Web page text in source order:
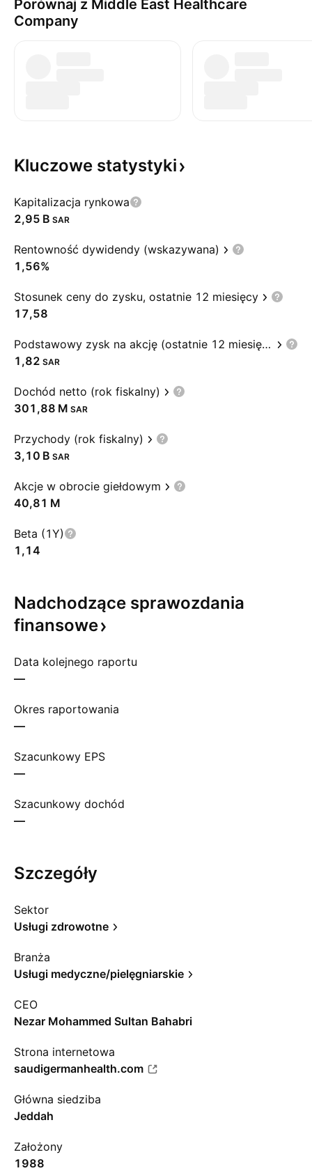
Porównaj z Middle East Healthcare
Company
Kluczowe statystyki
Kapitalizacja rynkowa
‪2,95 B‬ SAR
Rentowność dywidendy (wskazywana)
1,56%
Stosunek ceny do zysku, ostatnie 12 miesięcy
17,58
Podstawowy zysk na akcję (ostatnie 12 miesięcy)
1,82 SAR
Dochód netto (rok fiskalny)
‪301,88 M‬ SAR
Przychody (rok fiskalny)
‪3,10 B‬ SAR
Akcje w obrocie giełdowym
‪40,81 M‬
Beta (1Y)
1,14
Nadchodzące sprawozdania
finansowe
Data kolejnego raportu
—
Okres raportowania
—
Szacunkowy EPS
—
Szacunkowy dochód
—
Szczegóły
Sektor
Usługi zdrowotne
Branża
Usługi medyczne/pielęgniarskie
CEO
Nezar Mohammed Sultan Bahabri
Strona internetowa
saudigermanhealth.com
Główna siedziba
Jeddah
Założony
1988